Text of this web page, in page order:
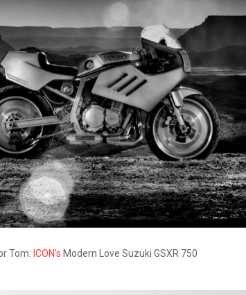
Tom: ICON's Modern Love Suzuki GSXR 750